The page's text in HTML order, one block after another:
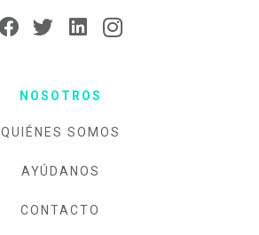
NOSOTROS
QUIÉNES SOMOS
AYÚDANOS
CONTACTO